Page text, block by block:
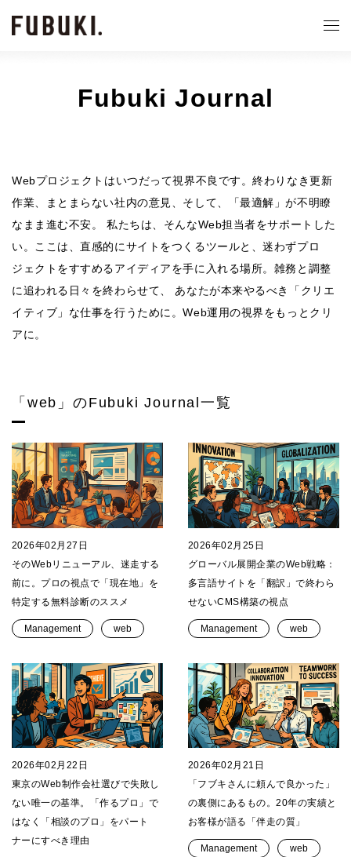
Fubuki Journal
Webプロジェクトはいつだって視界不良です。終わりなき更新
作業、まとまらない社内の意見、そして、「最適解」が不明瞭
なまま進む不安。 私たちは、そんなWeb担当者をサポートした
い。ここは、直感的にサイトをつくるツールと、迷わずプロ
ジェクトをすすめるアイディアを手に入れる場所。雑務と調整
に追われる日々を終わらせて、 あなたが本来やるべき「クリエ
イティブ」な仕事を行うために。Web運用の視界をもっとクリ
アに。
「web」のFubuki Journal一覧
2026年02月27日
そのWebリニューアル、迷走する
前に。プロの視点で「現在地」を
特定する無料診断のススメ
Management web
2026年02月25日
グローバル展開企業のWeb戦略：
多言語サイトを「翻訳」で終わら
せないCMS構築の視点
Management web
2026年02月22日
東京のWeb制作会社選びで失敗し
ない唯一の基準。「作るプロ」で
はなく「相談のプロ」をパート
ナーにすべき理由
2026年02月21日
「フブキさんに頼んで良かった」
の裏側にあるもの。20年の実績と
お客様が語る「伴走の質」
Management web